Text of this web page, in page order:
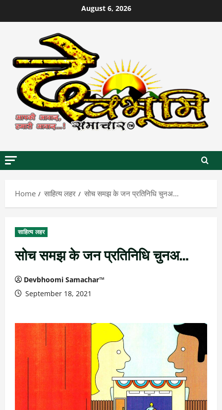
to
August 6, 2026
Home साहित्य लहर सोच समझ के जन प्रतिनिधि चुनअ…
साहित्य लहर
सोच समझ के जन प्रतिनिधि चुनअ…
Devbhoomi Samachar™
September 18, 2021